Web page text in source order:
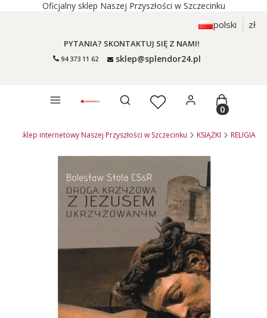
Oficjalny sklep Naszej Przyszłości w Szczecinku
polski zł
PYTANIA? SKONTAKTUJ SIĘ Z NAMI!
94 373 11 62 sklep@splendor24.pl
Otwórz wyszukiwarkęProdukty
- sklep internetowy Naszej Przyszłości w Szczecinku KSIĄŻKI RELIGIA